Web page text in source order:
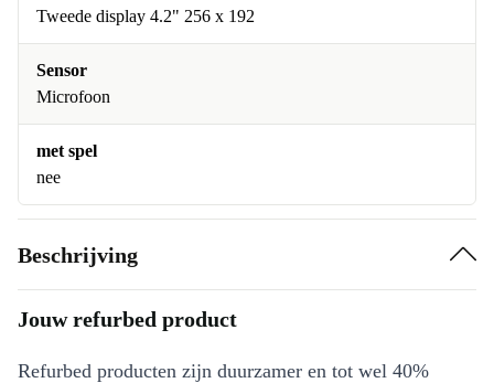
Tweede display 4.2" 256 x 192
Sensor
Microfoon
met spel
nee
Beschrijving
Jouw refurbed product
Refurbed producten zijn duurzamer en tot wel 40%